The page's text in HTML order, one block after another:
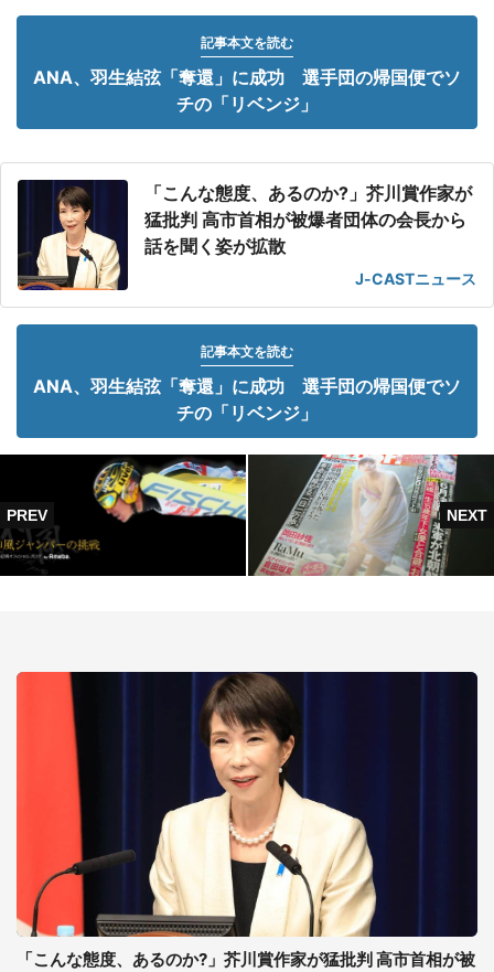
記事本文を読む
ANA、羽生結弦「奪還」に成功 選手団の帰国便でソ
チの「リベンジ」
「こんな態度、あるのか?」芥川賞作家が
猛批判 高市首相が被爆者団体の会長から
話を聞く姿が拡散
J-CASTニュース
記事本文を読む
ANA、羽生結弦「奪還」に成功 選手団の帰国便でソ
チの「リベンジ」
「こんな態度、あるのか?」芥川賞作家が猛批判 高市首相が被